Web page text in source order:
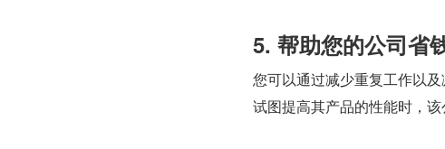
5. 帮助您的公司省
您可以通过减少重复工作以
试图提高其产品的性能时，